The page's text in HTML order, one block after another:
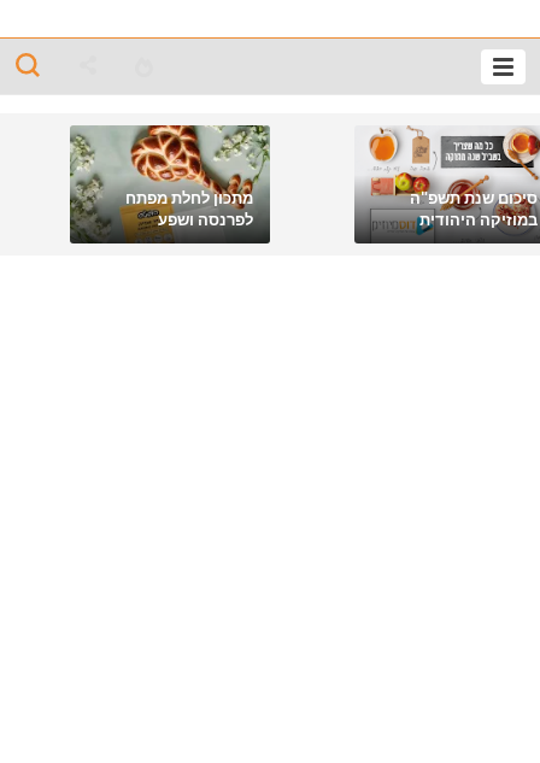
סיכום שנת תשפ"ה
במוזיקה היהודית
מתכון לחלת מפתח
לפרנסה ושפע